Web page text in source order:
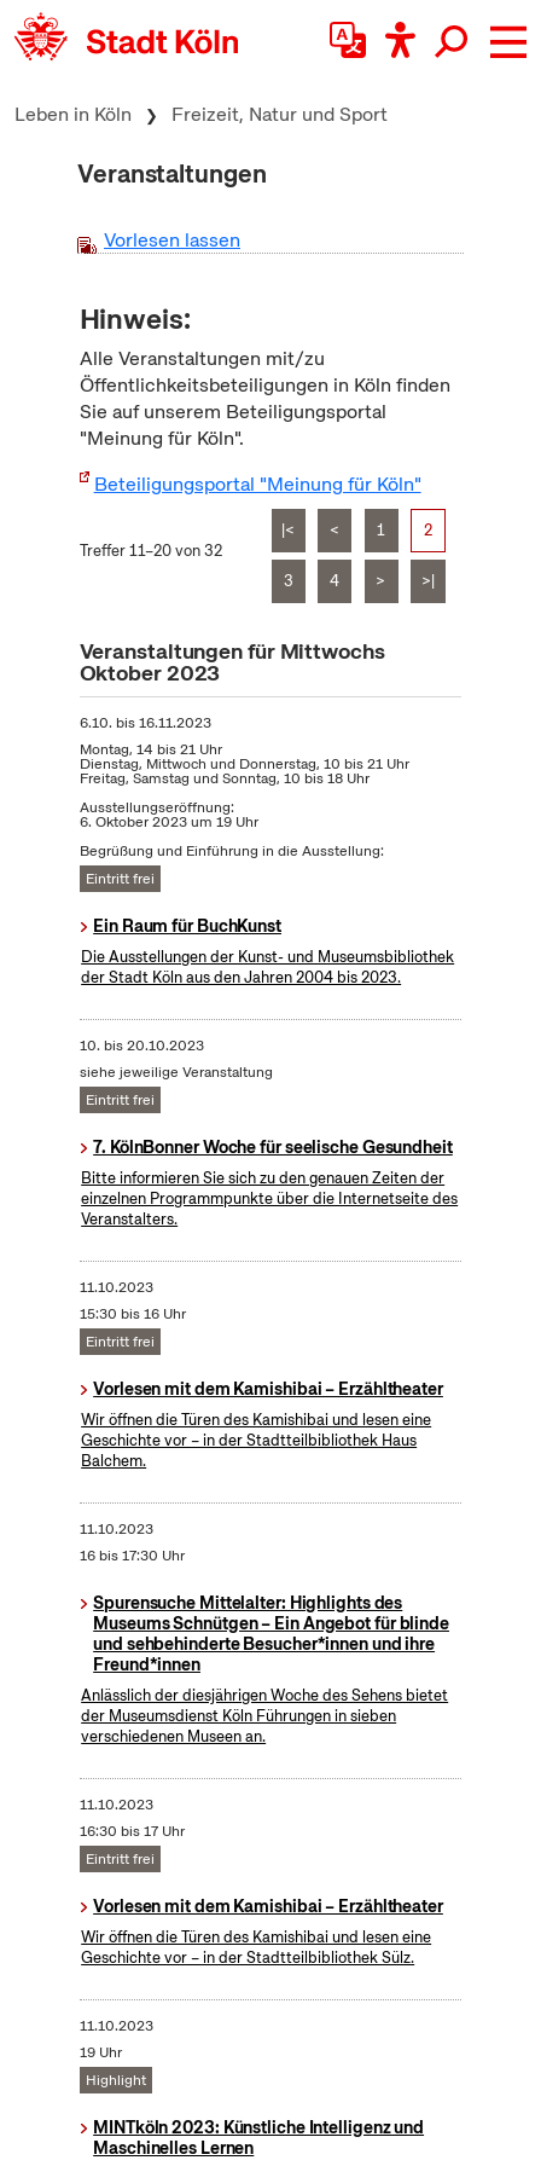
zum Inhalt springen
Leben in Köln Freizeit, Natur und Sport
Veranstaltungen
Vorlesen lassen
Hinweis:
Alle Veranstaltungen mit/zu
Öffentlichkeitsbeteiligungen in Köln finden
Sie auf unserem Beteiligungsportal
"Meinung für Köln".
Beteiligungsportal "Meinung für Köln"
Treffer 11–20 von 32
|< < 1 2
3 4 > >|
Veranstaltungen für Mittwochs
Oktober 2023
6.10. bis16.11.2023
Montag, 14 bis 21 Uhr
Dienstag, Mittwoch und Donnerstag, 10 bis 21 Uhr
Freitag, Samstag und Sonntag, 10 bis 18 Uhr
Ausstellungseröffnung:
6. Oktober 2023 um 19 Uhr
Begrüßung und Einführung in die Ausstellung:
Eintritt frei
Ein Raum für BuchKunst
Die Ausstellungen der Kunst- und Museumsbibliothek
der Stadt Köln aus den Jahren 2004 bis 2023.
10. bis20.10.2023
siehe jeweilige Veranstaltung
Eintritt frei
7. KölnBonner Woche für seelische Gesundheit
Bitte informieren Sie sich zu den genauen Zeiten der
einzelnen Programmpunkte über die Internetseite des
Veranstalters.
11.10.2023
15:30 bis 16 Uhr
Eintritt frei
Vorlesen mit dem Kamishibai – Erzähltheater
Wir öffnen die Türen des Kamishibai und lesen eine
Geschichte vor – in der Stadtteilbibliothek Haus
Balchem.
11.10.2023
16 bis 17:30 Uhr
Spurensuche Mittelalter: Highlights des
Museums Schnütgen – Ein Angebot für blinde
und sehbehinderte Besucher*innen und ihre
Freund*innen
Anlässlich der diesjährigen Woche des Sehens bietet
der Museumsdienst Köln Führungen in sieben
verschiedenen Museen an.
11.10.2023
16:30 bis 17 Uhr
Eintritt frei
Vorlesen mit dem Kamishibai – Erzähltheater
Wir öffnen die Türen des Kamishibai und lesen eine
Geschichte vor – in der Stadtteilbibliothek Sülz.
11.10.2023
19 Uhr
Highlight
MINTköln 2023: Künstliche Intelligenz und
Maschinelles Lernen